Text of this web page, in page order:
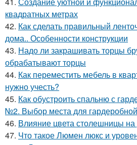
квадратных метрах
42. Как сделать правильный
дома.. Особенности конструкции
43. Надо ли закрашивать торцы
обрабатывают торцы
44. Как переместить мебель в
нужно учесть?
45. Как обустроить спальню с
№2. Выбор места для гардеробной
46. Влияние цвета столешницы на
47. Что такое Люмен люкс и